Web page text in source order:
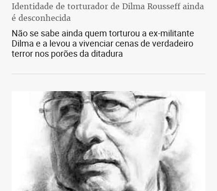
Identidade de torturador de Dilma Rousseff ainda
é desconhecida
Não se sabe ainda quem torturou a ex-militante
Dilma e a levou a vivenciar cenas de verdadeiro
terror nos porões da ditadura